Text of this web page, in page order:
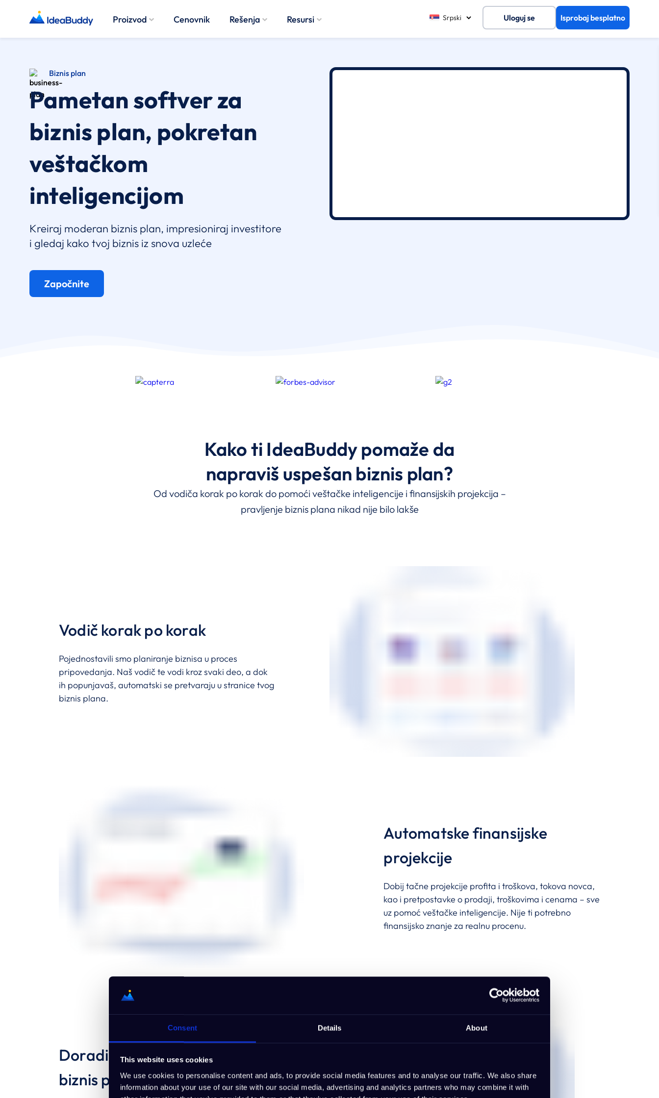
Consent Details About
This website uses cookies
We use cookies to personalise content and ads, to provide social media features and to analyse our traffic. We also share
information about your use of our site with our social media, advertising and analytics partners who may combine it with
Proizvod Cenovnik Rešenja Resursi Uloguj se Isprobaj besplatno
Biznis plan
Pametan softver za
biznis plan, pokretan
veštačkom
inteligencijom
Kreiraj moderan biznis plan, impresioniraj investitore
i gledaj kako tvoj biznis iz snova uzleće
Započnite
Kako ti IdeaBuddy pomaže da
napraviš uspešan biznis plan?
Od vodiča korak po korak do pomoći veštačke inteligencije i finansijskih projekcija –
pravljenje biznis plana nikad nije bilo lakše
Vodič korak po korak
Pojednostavili smo planiranje biznisa u proces
pripovedanja. Naš vodič te vodi kroz svaki deo, a dok
ih popunjavaš, automatski se pretvaraju u stranice tvog
biznis plana.
Automatske finansijske
projekcije
Dobij tačne projekcije profita i troškova, tokova novca,
kao i pretpostavke o prodaji, troškovima i cenama – sve
uz pomoć veštačke inteligencije. Nije ti potrebno
finansijsko znanje za realnu procenu.
Doradi strukturu svog
biznis plana